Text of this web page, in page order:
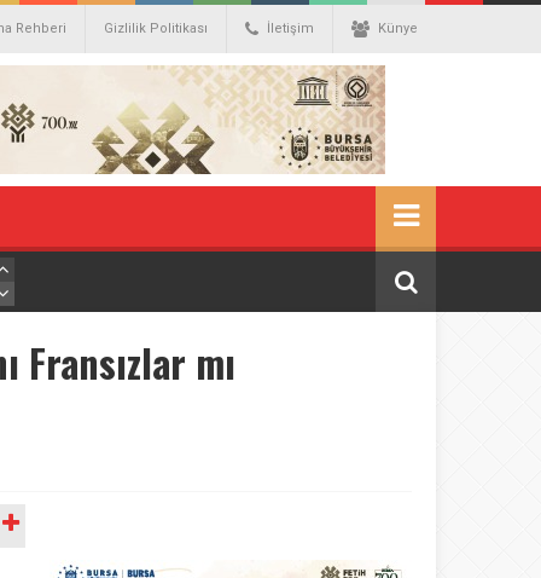
Rehberi Gizlilik Politikası İletişim Künye
Fransızlar mı